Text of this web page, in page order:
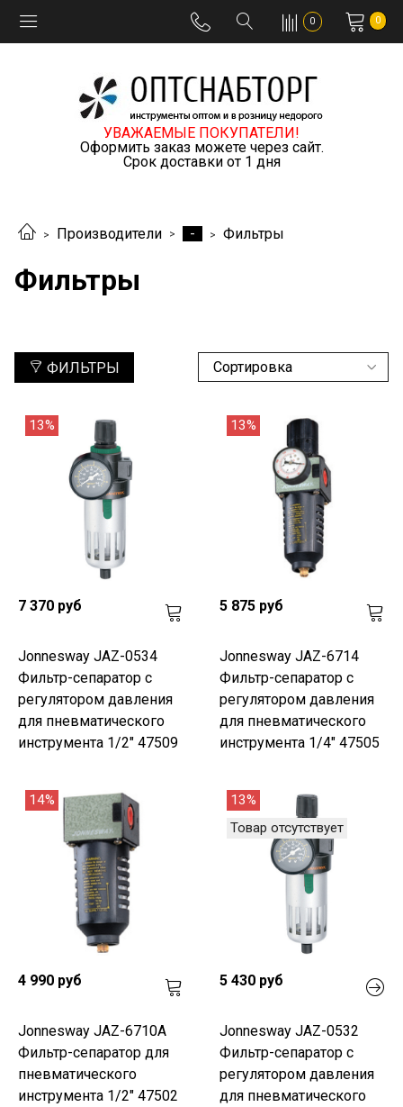
0 0
УВАЖАЕМЫЕ ПОКУПАТЕЛИ!
Оформить заказ можете через сайт.
Срок доставки от 1 дня
Производители - Фильтры
Фильтры
ФИЛЬТРЫ
13%
7 370 руб
Jonnesway JAZ-0534
Фильтр-сепаратор с
регулятором давления
для пневматического
инструмента 1/2" 47509
13%
5 875 руб
Jonnesway JAZ-6714
Фильтр-сепаратор с
регулятором давления
для пневматического
инструмента 1/4" 47505
14%
4 990 руб
Jonnesway JAZ-6710A
Фильтр-сепаратор для
пневматического
инструмента 1/2" 47502
13%
Товар отсутствует
5 430 руб
Jonnesway JAZ-0532
Фильтр-сепаратор с
регулятором давления
для пневматического